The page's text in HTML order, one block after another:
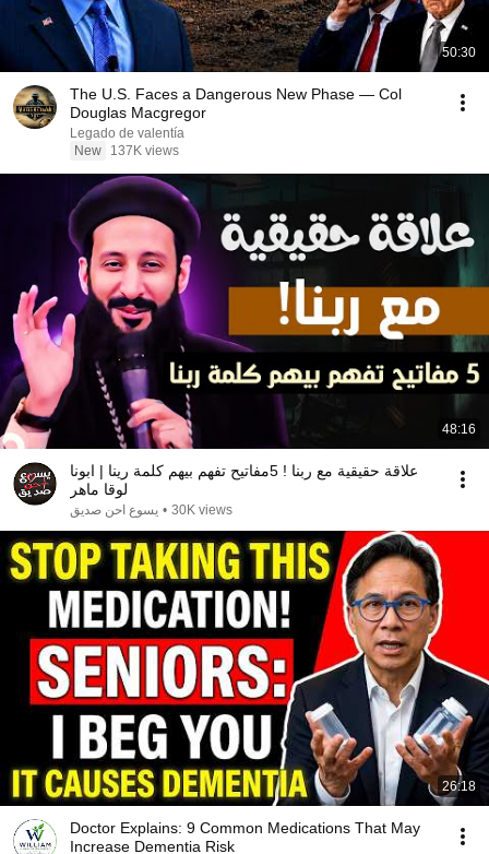
50:30
The U.S. Faces a Dangerous New Phase — Col
Douglas Macgregor
Legado de valentía
New
137K views
48:16
علاقة حقيقية مع ربنا ! 5مفاتيح تفهم بيهم كلمة رينا | ابونا
لوقا ماهر
يسوع احن صديق • 30K views
26:18
Doctor Explains: 9 Common Medications That May
Increase Dementia Risk